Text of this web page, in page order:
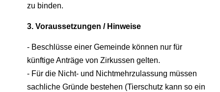
zu binden.
3. Voraussetzungen / Hinweise
- Beschlüsse einer Gemeinde können nur für
künftige Anträge von Zirkussen gelten.
- Für die Nicht- und Nichtmehrzulassung müssen
sachliche Gründe bestehen (Tierschutz kann so ein